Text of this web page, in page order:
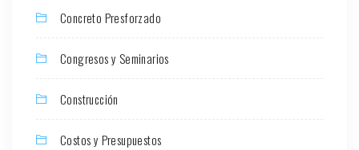
Concreto Presforzado
Congresos y Seminarios
Construcción
Costos y Presupuestos